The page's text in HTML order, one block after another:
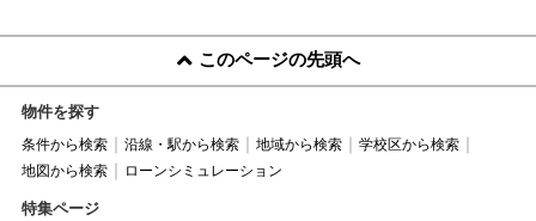
このページの先頭へ
物件を探す
条件から検索 沿線・駅から検索 地域から検索
学校区から検索
地図から検索
ローンシミュレーション
特集ページ